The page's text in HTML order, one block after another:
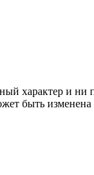
характер и ни
быть изменена